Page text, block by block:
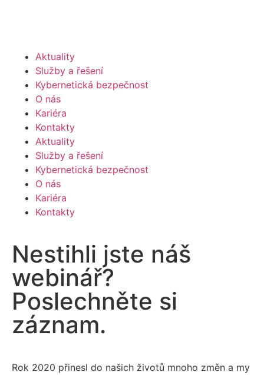
Aktuality
Služby a řešení
Kybernetická bezpečnost
O nás
Kariéra
Kontakty
Aktuality
Služby a řešení
Kybernetická bezpečnost
O nás
Kariéra
Kontakty
Nestihli jste náš
webinář?
Poslechněte si
záznam.
Rok 2020 přinesl do našich životů mnoho změn a my